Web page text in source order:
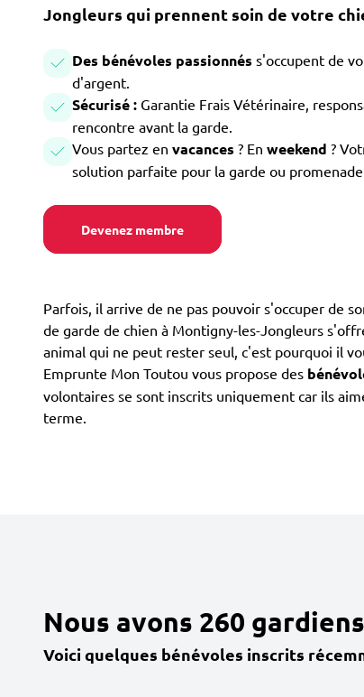
Jongleurs qui prennent soin de votre
Des bénévoles passionnés s'occupent de
d'argent.
Sécurisé : Garantie Frais Vétérinaire,
rencontre avant la garde.
Vous partez en vacances ? En weekend ?
solution parfaite pour la garde ou
Devenez membre
Parfois, il arrive de ne pas pouvoir s'occuper de
de garde de chien à Montigny-les-Jongleurs
animal qui ne peut rester seul, c'est pourquoi il
Emprunte Mon Toutou vous propose des
volontaires se sont inscrits uniquement car ils
terme.
Nous avons 260
Voici quelques bénévoles inscrits